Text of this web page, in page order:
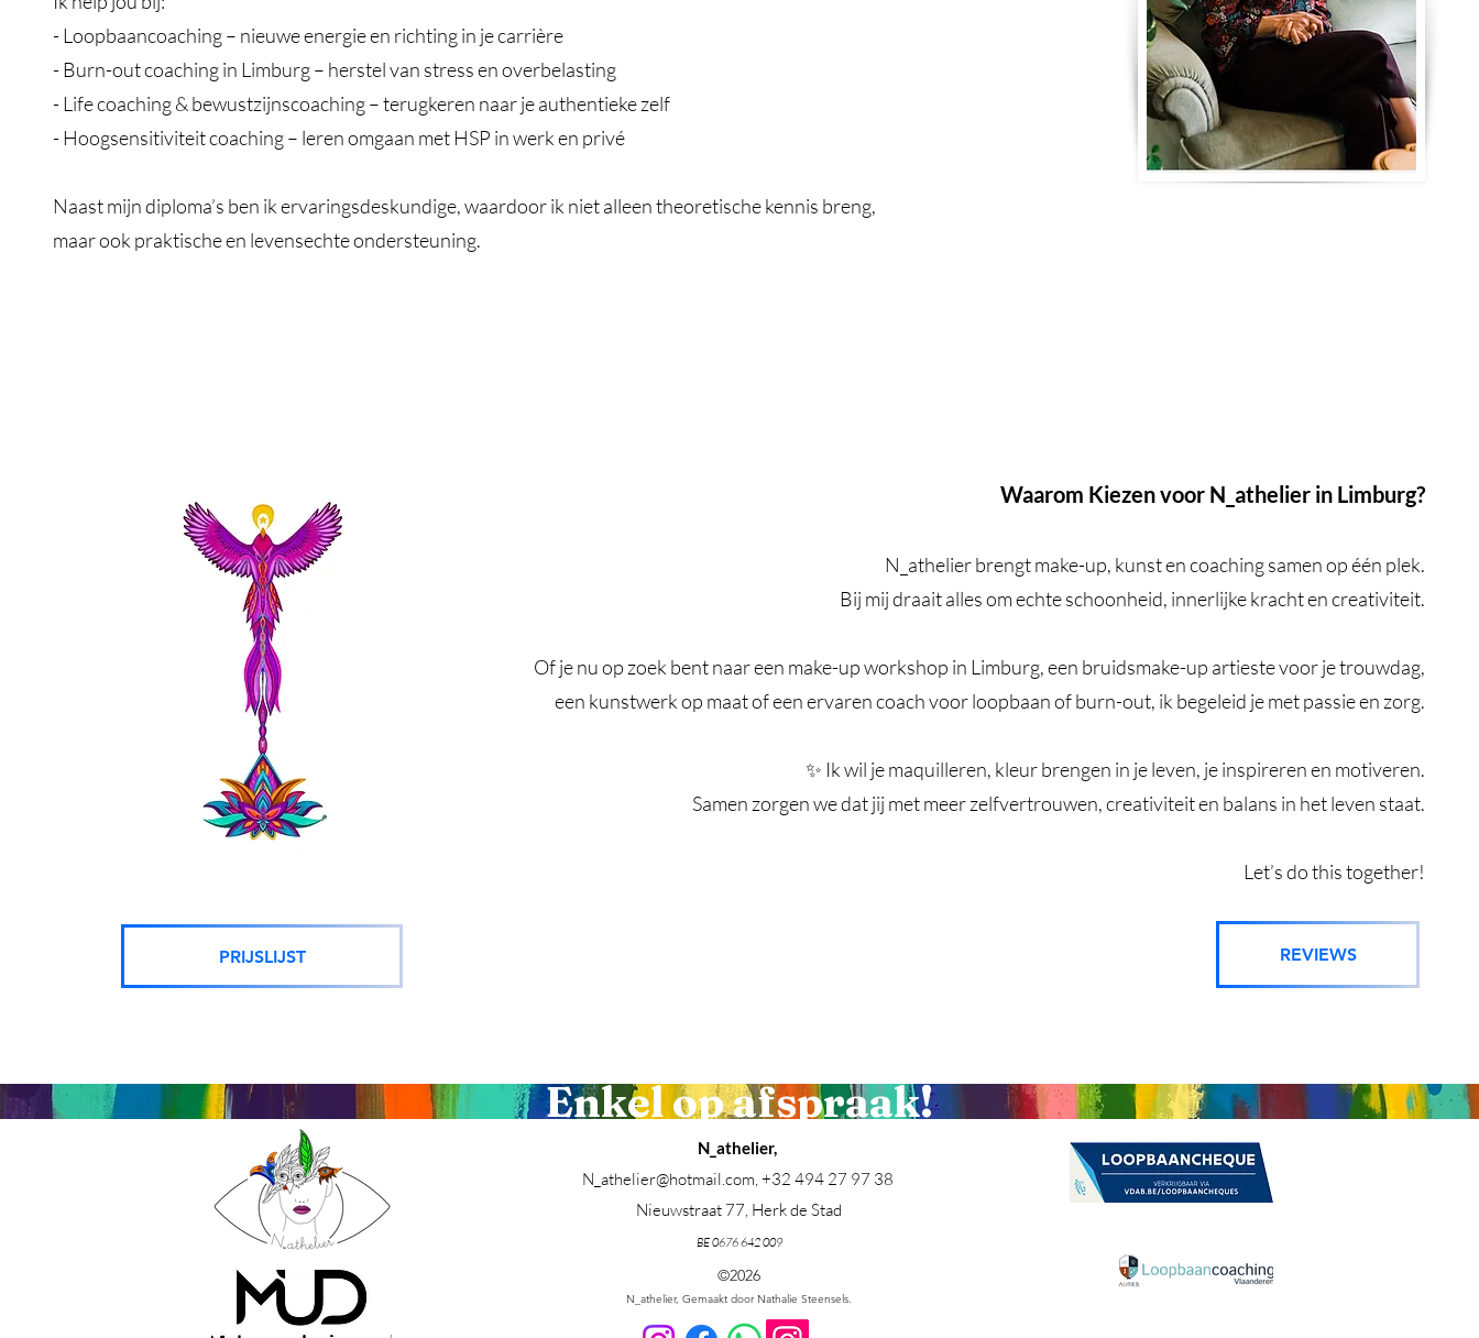
- Loopbaancoaching – nieuwe energie en richting in je carrière
- Burn-out coaching in Limburg – herstel van stress en overbelasting
- Life coaching & bewustzijnscoaching – terugkeren naar je authentieke zelf
- Hoogsensitiviteit coaching – leren omgaan met HSP in werk en privé
Naast mijn diploma’s ben ik ervaringsdeskundige, waardoor ik niet alleen theoretische kennis breng,
maar ook praktische en levensechte ondersteuning.
Waarom Kiezen voor N_athelier in Limburg?
N_athelier brengt make-up, kunst en coaching samen op één plek.
Bij mij draait alles om echte schoonheid, innerlijke kracht en creativiteit.
Of je nu op zoek bent naar een make-up workshop in Limburg, een bruidsmake-up artieste voor je trouwdag,
een kunstwerk op maat of een ervaren coach voor loopbaan of burn-out, ik begeleid je met passie en zorg.
✨ Ik wil je maquilleren, kleur brengen in je leven, je inspireren en motiveren.
Samen zorgen we dat jij met meer zelfvertrouwen, creativiteit en balans in het leven staat.
Let’s do this together!
PRIJSLIJST REVIEWS
Enkel op afspraak!
N_athelier,
N_athelier@hotmail.com, +32 494 27 97 38
Nieuwstraat 77, Herk de Stad
BE 0676 642 009
©2026
N_athelier, Gemaakt door Nathalie Steensels.